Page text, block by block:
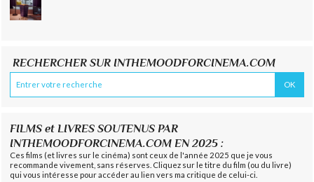
RECHERCHER SUR INTHEMOODFORCINEMA.COM
FILMS et LIVRES SOUTENUS PAR
INTHEMOODFORCINEMA.COM EN 2025 :
Ces films (et livres sur le cinéma) sont ceux de l'année 2025 que je vous
recommande vivement, sans réserves. Cliquez sur le titre du film (ou du livre)
qui vous intéresse pour accéder au lien vers ma critique de celui-ci.